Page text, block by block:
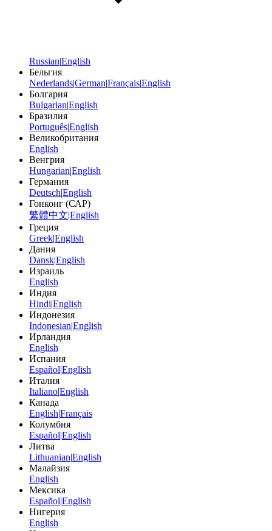
Russian|English
Бельгия
Nederlands|German|Français|English
Болгария
Bulgarian|English
Бразилия
Português|English
Великобритания
English
Венгрия
Hungarian|English
Германия
Deutsch|English
Гонконг (САР)
繁體中文|English
Греция
Greek|English
Дания
Dansk|English
Израиль
English
Индия
Hindi|English
Индонезия
Indonesian|English
Ирландия
English
Испания
Español|English
Италия
Italiano|English
Канада
English|Français
Колумбия
Español|English
Литва
Lithuanian|English
Малайзия
English
Мексика
Español|English
Нигерия
English